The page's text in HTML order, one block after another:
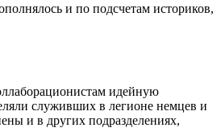
и по подсчетам историков,
идейную
служивших в легионе немцев и
и в других подразделениях,